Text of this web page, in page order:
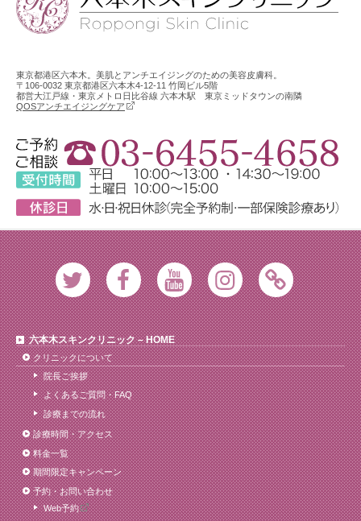
東京都港区六本木。美肌とアンチエイジングのための美容皮膚科。
〒106-0032 東京都港区六本木4-12-11 竹岡ビル5階
都営大江戸線・東京メトロ日比谷線 六本木駅 東京ミッドタウンの南隣
QOSアンチエイジングケア
Twitter FacebookYoutube InstagramAmeblo
六本木スキンクリニック – HOME
クリニックについて
院長ご挨拶
よくあるご質問・FAQ
診療までの流れ
診療時間・アクセス
料金一覧
期間限定キャンペーン
予約・お問い合わせ
Web予約